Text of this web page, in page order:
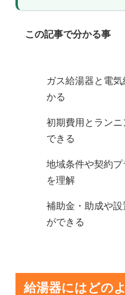
この記事で分かる事
ガス給湯器と電
かる
初期費用とラン
できる
地域条件や契約
を理解
補助金・助成や
ができる
給湯器にはどの